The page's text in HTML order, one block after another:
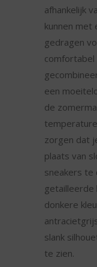
afhankelijk
kunnen met
gedragen
comfortabel
een
de
zorgen dat
plaats van
sneakers te
getailleerde
donkere
slank
te zien.